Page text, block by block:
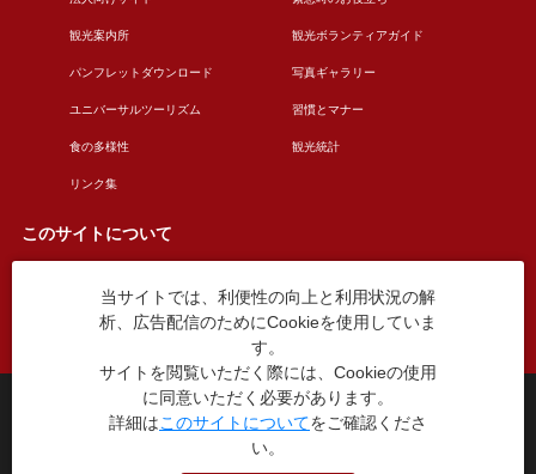
観光案内所 観光ボランティアガイド
パンフレットダウンロード 写真ギャラリー
ユニバーサルツーリズム 習慣とマナー
食の多様性 観光統計
リンク集
このサイトについて
このサイトについて 広告掲載について
お問い合わせ
台東区役所観光課
〒110-8615 東京都台東区東上野4丁目5番6号
TEL：03-5246-1151
当サイトでは、利便性の向上と利用状況の解
析、広告配信のためにCookieを使用していま
す。
サイトを閲覧いただく際には、Cookieの使用
に同意いただく必要があります。
詳細はこのサイトについてをご確認くださ
い。